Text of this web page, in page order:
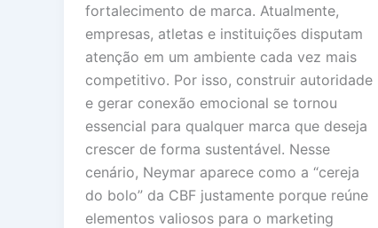
fortalecimento de marca. Atualmente,
empresas, atletas e instituições disputam
atenção em um ambiente cada vez mais
competitivo. Por isso, construir autoridade
e gerar conexão emocional se tornou
essencial para qualquer marca que deseja
crescer de forma sustentável. Nesse
cenário, Neymar aparece como a “cereja
do bolo” da CBF justamente porque reúne
elementos valiosos para o marketing